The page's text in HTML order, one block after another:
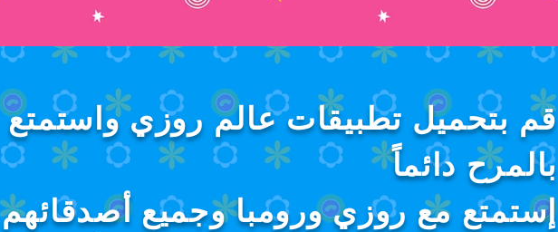
قم بتحميل تطبيقات عالم روزي واستمتع
بالمرح دائماً
إستمتع مع روزي ورومبا وجميع أصدقائهم